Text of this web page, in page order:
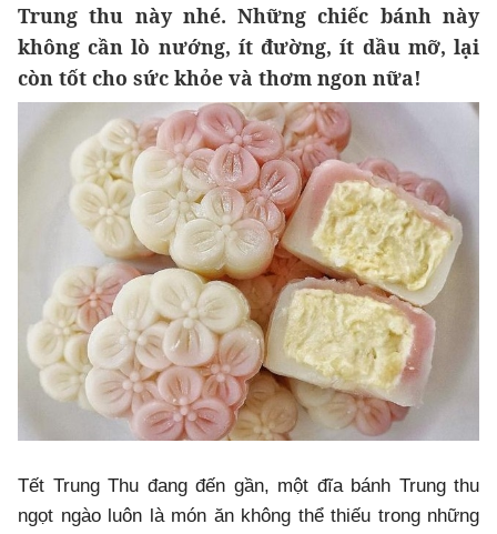
Trung thu này nhé. Những chiếc bánh này
không cần lò nướng, ít đường, ít dầu mỡ, lại
còn tốt cho sức khỏe và thơm ngon nữa!
Tết Trung Thu đang đến gần, một đĩa bánh Trung thu
ngọt ngào luôn là món ăn không thể thiếu trong những